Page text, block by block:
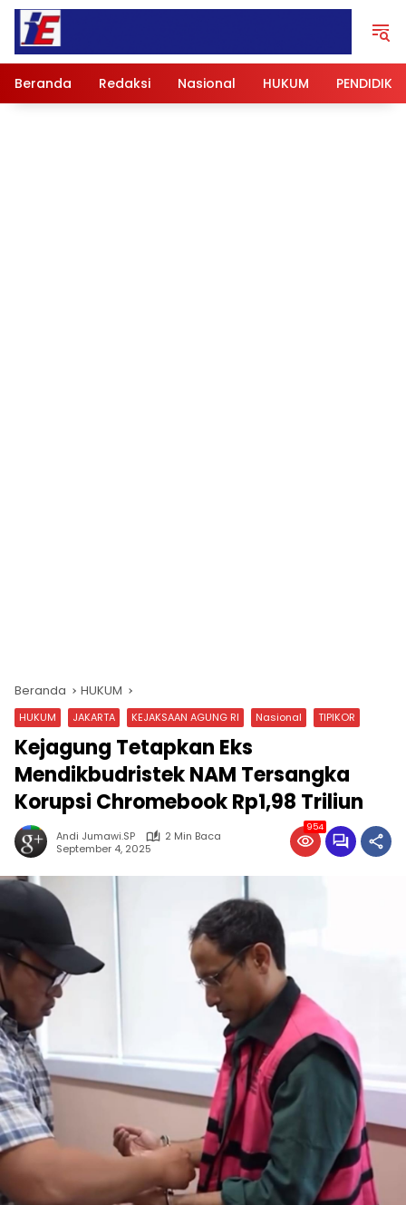
Langsung
konten
Beranda Redaksi Nasional HUKUM
Beranda HUKUM
HUKUM JAKARTA KEJAKSAAN AGUNG RI Nasional TIPIKOR
Kejagung Tetapkan Eks
Mendikbudristek NAM Tersangka
Korupsi Chromebook Rp1,98 Triliun
Andi Jumawi.SP
2 Min Baca
September 4, 2025
954